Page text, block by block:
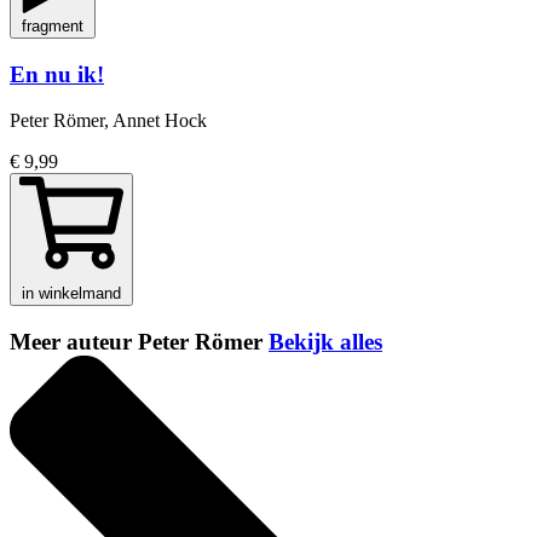
fragment
En nu ik!
Peter Römer, Annet Hock
€ 9,99
in winkelmand
Meer auteur Peter Römer Bekijk alles